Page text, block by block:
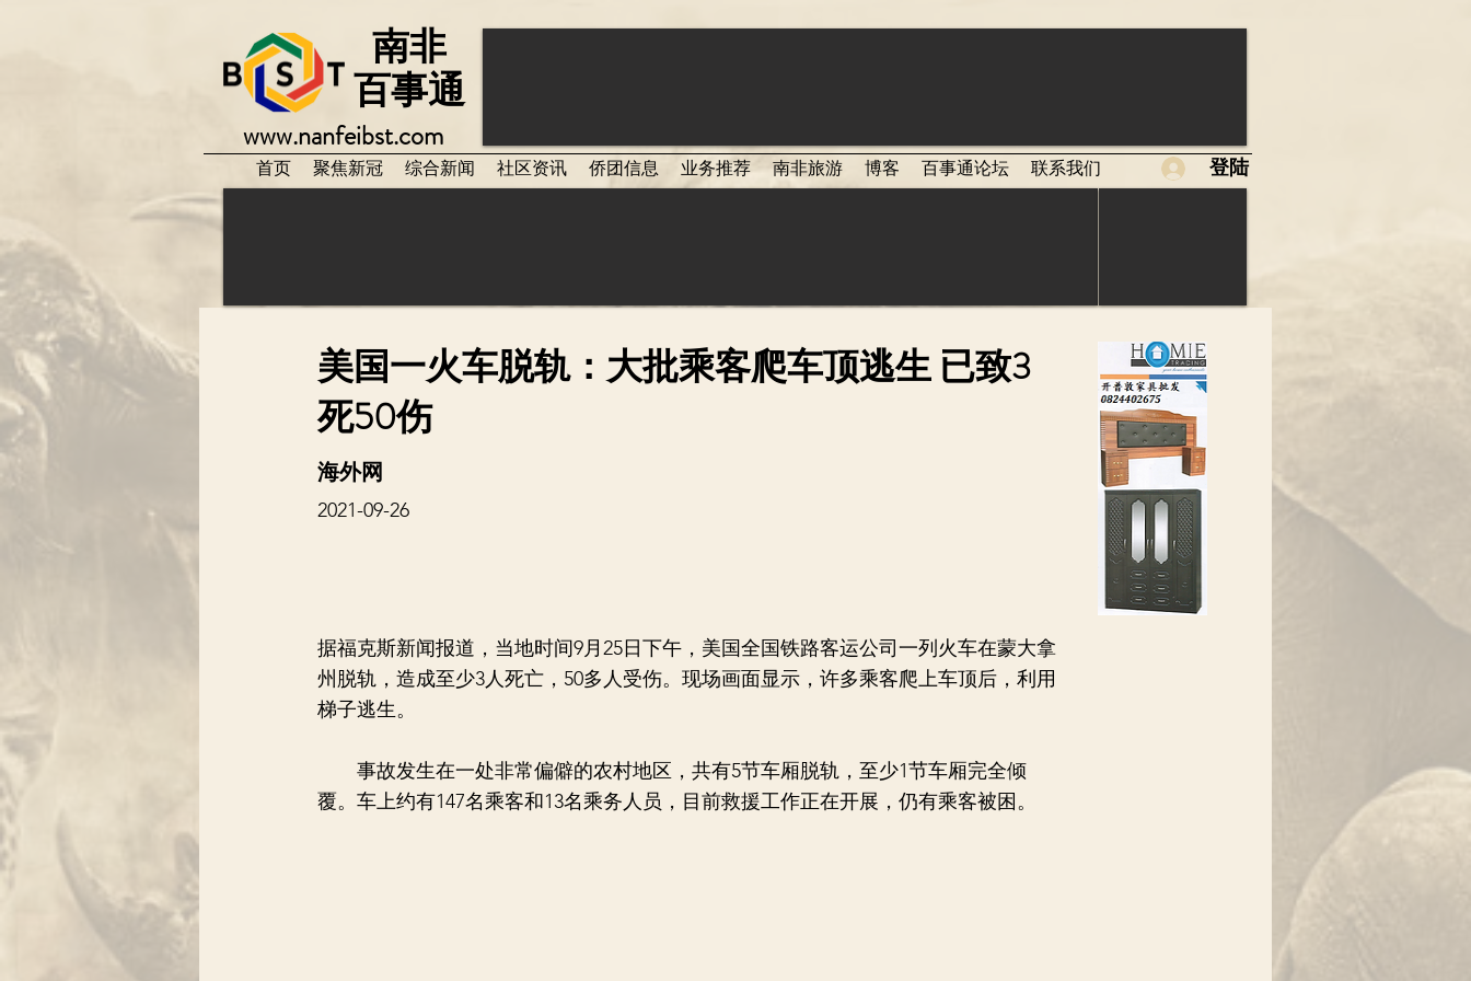
www.nanfeibst.com
百事通
南非
登陆
首页 聚焦新冠 综合新闻 社区资讯 侨团信息 业务推荐 南非旅游 博客 百事通论坛 联系我们
美国一火车脱轨：大批乘客爬车顶逃生 已致3
死50伤
海外网
2021-09-26
据福克斯新闻报道，当地时间9月25日下午，美国全国铁路客运公司一列火车在蒙大拿
州脱轨，造成至少3人死亡，50多人受伤。现场画面显示，许多乘客爬上车顶后，利用
梯子逃生。
事故发生在一处非常偏僻的农村地区，共有5节车厢脱轨，至少1节车厢完全倾
覆。车上约有147名乘客和13名乘务人员，目前救援工作正在开展，仍有乘客被困。